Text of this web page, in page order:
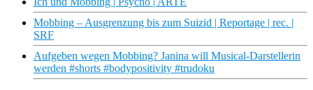
Mobbing – Ausgrenzung bis zum Suizid | Reportage | rec. |
SRF
Aufgeben wegen Mobbing? Janina will Musical-Darstellerin
werden #shorts #bodypositivity #trudoku